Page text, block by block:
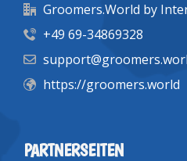
Groomers.World by
+49 69-34869328
https://groomers.world
PARTNERSEITEN